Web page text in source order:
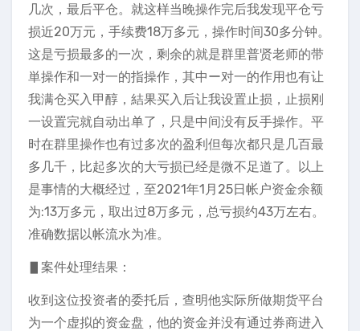
几次，最后平仓。就这样当晚操作完后我发现平仓亏
损近20万元，手续费18万多元，操作时间30多分钟。
这是亏损最多的一次，剩余的就是群里普贤老师的带
単操作和一对一的指操作，其中ー对一的作用也有让
我满仓买入甲醇，結果买入后让我设置止损，止损刚
一设置完就自动出单了，只是中间没有反手操作。平
时在群里操作也有过多次的盈利但每次都只是几百最
多几千，比起多次的大亏损已经是微不足道了。以上
是事情的大概经过，至2021年1月25日帐户资金余额
为:13万多元，取出过8万多元，总亏损约43万左右。
准确数据以帐流水为准。
▋案件处理结果：
收到这位投资者的委托后，查明他实际所做期货平台
为一个虚拟的资金盘，他的资金并没有通过券商进入